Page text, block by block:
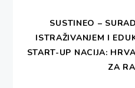
SUSTINEO –
ISTRAŽIVANJEM I
START-UP NACIJA:
ZA
„Urban
citizens“
14.